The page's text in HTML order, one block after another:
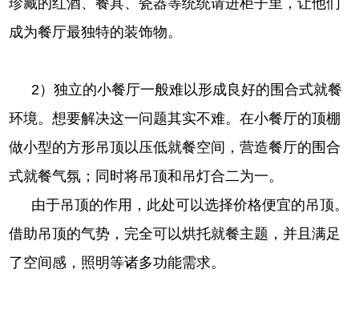
成为餐厅最独特的装饰物。
2）独立的小餐厅一般难以形成良好的围合式就餐
环境。想要解决这一问题其实不难。在小餐厅的顶棚
做小型的方形吊顶以压低就餐空间，营造餐厅的围合
式就餐气氛；同时将吊顶和吊灯合二为一。
由于吊顶的作用，此处可以选择价格便宜的吊顶。
借助吊顶的气势，完全可以烘托就餐主题，并且满足
了空间感，照明等诸多功能需求。